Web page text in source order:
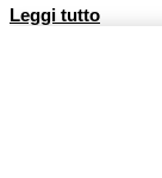
Leggi tutto